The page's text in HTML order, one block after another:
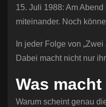
15. Juli 1988: Am
miteinander. Noch
In jeder Folge von
Dabei macht nicht nur
Was
Warum scheint genau